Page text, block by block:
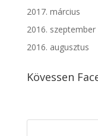
2017. március
2016. szeptember
2016. augusztus
Kövessen